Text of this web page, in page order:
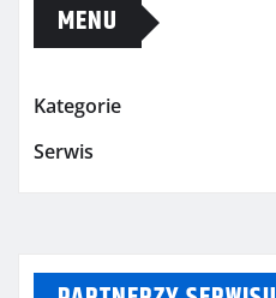
MENU
Kategorie
Serwis